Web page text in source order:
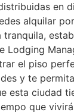
en
alquilar
Lodging
el piso
y te
esta ciudad
que